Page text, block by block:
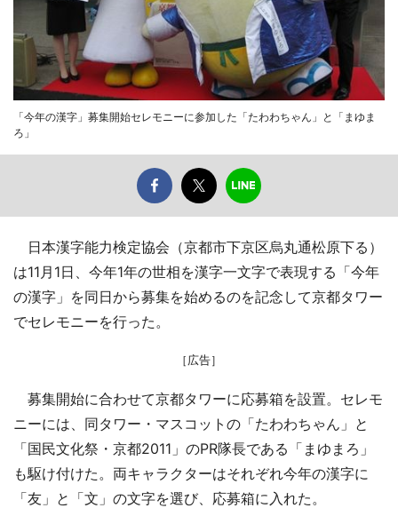
「今年の漢字」募集開始セレモニーに参加した「たわわちゃん」と「まゆま
ろ」
日本漢字能力検定協会（京都市下京区烏丸通松原下る）
は11月1日、今年1年の世相を漢字一文字で表現する「今年
の漢字」を同日から募集を始めるのを記念して京都タワー
でセレモニーを行った。
［広告］
募集開始に合わせて京都タワーに応募箱を設置。セレモ
ニーには、同タワー・マスコットの「たわわちゃん」と
「国民文化祭・京都2011」のPR隊長である「まゆまろ」
も駆け付けた。両キャラクターはそれぞれ今年の漢字に
「友」と「文」の文字を選び、応募箱に入れた。